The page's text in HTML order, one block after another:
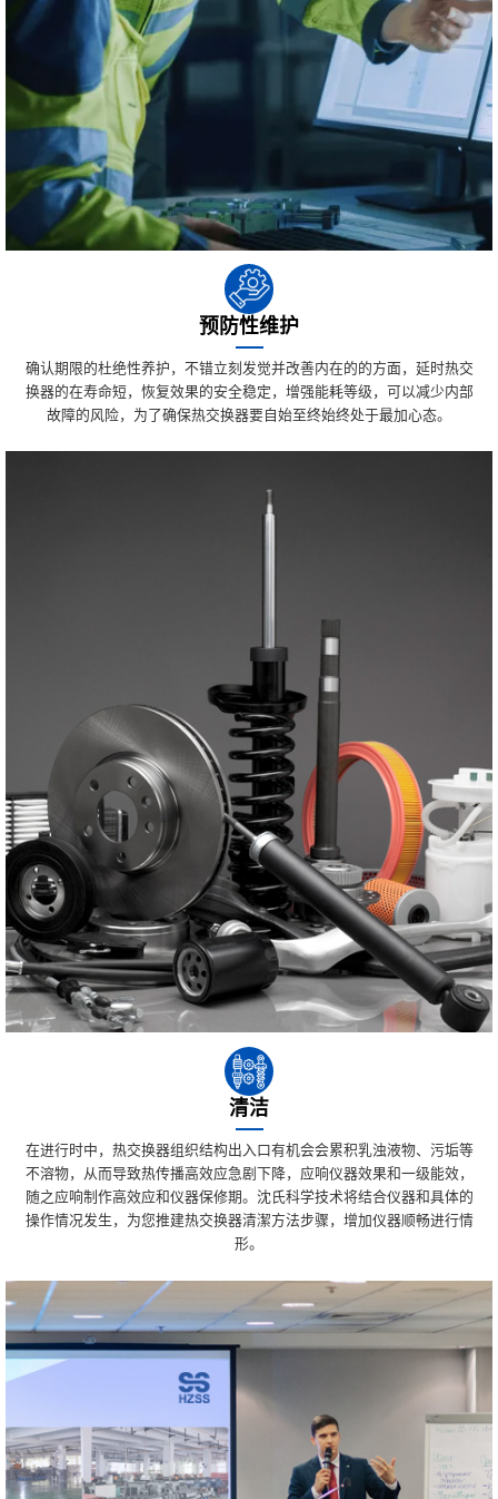
预防性维护
确认期限的杜绝性养护，不错立刻发觉并改善内在的的方面，延时热交
换器的在寿命短，恢复效果的安全稳定，增强能耗等级，可以减少内部
故障的风险，为了确保热交换器要自始至终始终处于最加心态。
清洁
在进行时中，热交换器组织结构出入口有机会会累积乳浊液物、污垢等
不溶物，从而导致热传播高效应急剧下降，应响仪器效果和一级能效，
随之应响制作高效应和仪器保修期。沈氏科学技术将结合仪器和具体的
操作情况发生，为您推建热交换器清潔方法步骤，增加仪器顺畅进行情
形。